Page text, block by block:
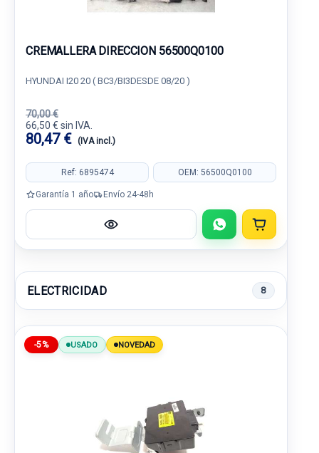
CREMALLERA DIRECCION 56500Q0100
HYUNDAI I20 20 ( BC3/BI3DESDE 08/20 )
70,00 €
66,50 € sin IVA.
80,47 € (IVA incl.)
Ref: 6895474 OEM: 56500Q0100
Garantía 1 año Envío 24-48h
ELECTRICIDAD 8
-5% USADO NOVEDAD